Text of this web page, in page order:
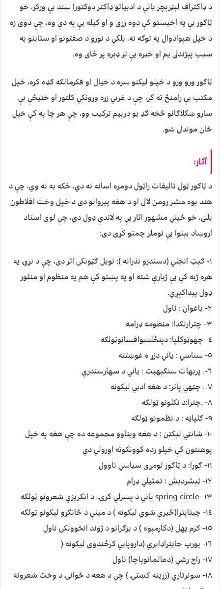
د ډاکتراف لېټرېچر ياني د ادبياتو ډاکتر دوکتورا سند يې ورکړ، خو
ټاګور يې په اخيستو کې دوه زړى و او ګيله يې په دې وه، چې دوى زه
د خپل هېوادوال په توګه نه، بلکې د نورو د صفتونو او ستاينو په
سبب پېژندلى يم او خبره يې تر ډېره پر ځاى وه.
ټاګور ورو ورو د خپلو ليکنو سره د خيال او فکرمالګه ګډه کړه، خپل
مکتب يې رامنځ ته کړ، چې د غربي زړه وړونکي کلتور او ختيځې بې
سارو ښکلاګانو څخه ګډ يو درېيم ترکيب وو، چې هر چا په کې خپل
ځان موندلى شو.
آثار:
د ټاګور ټول تاليفات راټول دومره اسانه نه دي، ځکه به نه وي، چې د
هند يوه مشر رومن لال او د هغه پيروانو دى د خپل وخت افلاطون
بللى، خو ځيني مشهور اثار يې په لاندې ډول دي، چې لوى استاد
اروښاد بېنوا يې نوملړ چمتو کړى دى:
١- ګېټ انجلي (دسندرو نذرانه ): نوبل ګټونکى اثر دى، چې د نړۍ په
هره ژبه کې يې ژباړې شته او په پښتو کې هم په منظوم او منثور
ډول پيداکېږي.
٢- باغوان : ناول
٣- چترارنګدا: منظومه ډرامه
٤- چهوټوګلپا: دپنځلسوافسانوټولګه
٥- سناسي : ياني دزړ ه غوښتنه
٦-. پربهات سنګېهېت : ياني د سهارسندرې
٧-. چټهي پاتر: د هغه ادبي ليکونه
٨- .چترا:د نکلونو ټولګه
٩- ګلپاڼه : د نظمونو ټولګه
١٠- شانټي نېکټن : د هغه ويناوو مجموعه ده چې هغه په خپل
پوهنتون کې خپلو زده کوونکوته اورولي دي
١١- ګورا: د ټاګور لومړى سياسي ناوول
١٢- ټېشردېش : تمثيلي ډرام
١٣- spring circle ياني د پسرلي کړۍ، د انګريزي شعرونو ټولګه
١٤- چيتاپترا(څيرې شوي ليکونه ) د مينې د ځانګړو ليکونو ټولګه
١٥- کرم پهل (دکارمېوه ) د بزګرانو د ژوند انځوونکى ناول
١٦- يورپ جايتراډايري (داروپايي ګرځندوى ليکونه (
١٧- راج رشي (دعالمانوپاچا) ناول
١٨- سونرتاري (زرينه کښتۍ ) چې د هغه د ځوانۍ د وخت شعرونه